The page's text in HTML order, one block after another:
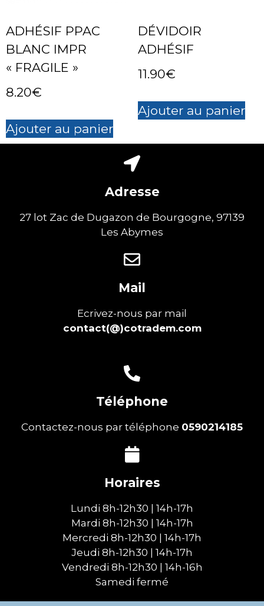
ADHÉSIF PPAC
BLANC IMPR
« FRAGILE »
8.20€
Ajouter au panier
DÉVIDOIR
ADHÉSIF
11.90€
Ajouter au panier
Adresse
27 lot Zac de Dugazon de Bourgogne, 97139
Les Abymes
Mail
Ecrivez-nous par mail
contact(@)cotradem.com
Téléphone
Contactez-nous par téléphone 0590214185
Horaires
Lundi 8h-12h30 | 14h-17h
Mardi 8h-12h30 | 14h-17h
Mercredi 8h-12h30 | 14h-17h
Jeudi 8h-12h30 | 14h-17h
Vendredi 8h-12h30 | 14h-16h
Samedi fermé